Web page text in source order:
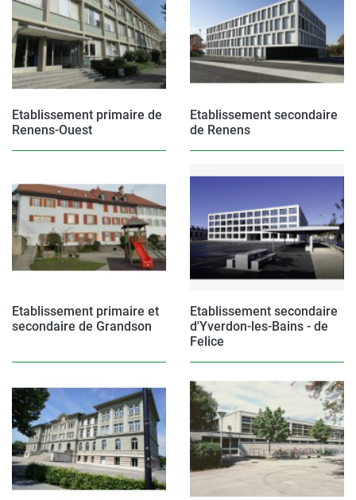
Etablissement primaire de
Renens-Ouest
Etablissement secondaire
de Renens
Etablissement primaire et
secondaire de Grandson
Etablissement secondaire
d'Yverdon-les-Bains - de
Felice